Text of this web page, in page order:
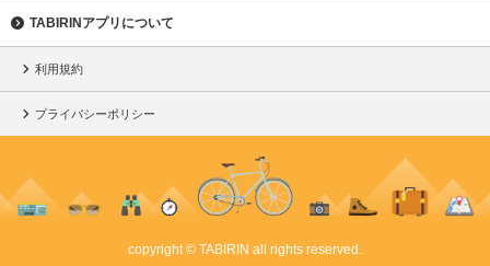
TABIRINアプリについて
利用規約
プライバシーポリシー
copyright © TABIRIN all rights reserved.